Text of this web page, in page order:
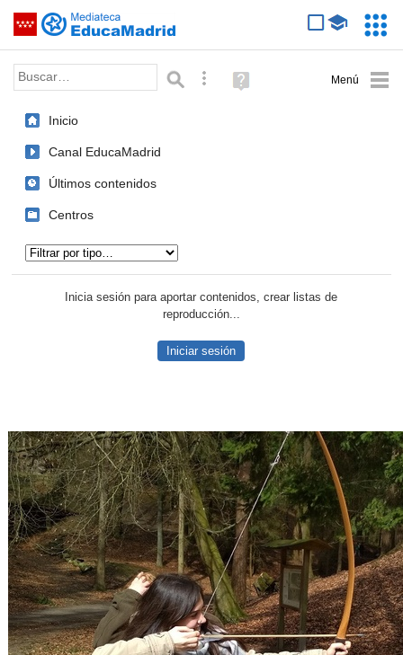
Saltar navegación
Palabra o frase: Búsqueda avanzada
Ayuda
(en
Inicio
Canal EducaMadrid
Últimos contenidos
Centros
Inicia sesión para aportar contenidos, crear listas de
reproducción...
Iniciar sesión